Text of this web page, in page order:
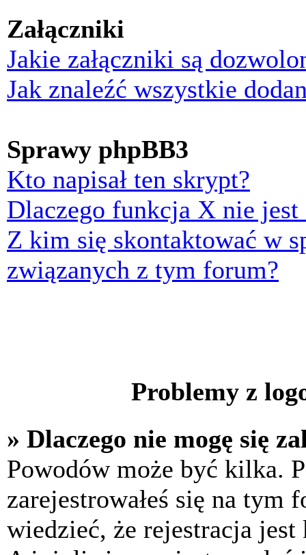
Załączniki
Jakie załączniki są
Jak znaleźć wszystkie
Sprawy phpBB3
Kto napisał ten skrypt?
Dlaczego funkcja X nie jest
Z kim się skontaktować w
związanych z tym forum?
Problemy z
» Dlaczego nie mogę się
Powodów może być kilka.
zarejestrowałeś się na tym
wiedzieć, że rejestracja